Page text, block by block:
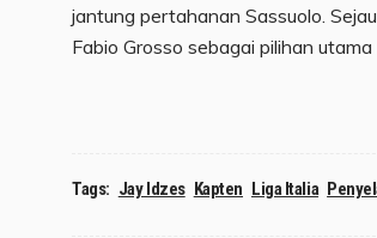
jantung pertahanan Sassuolo.
Fabio Grosso sebagai pilihan
Tags: Jay Idzes Kapten Liga Italia